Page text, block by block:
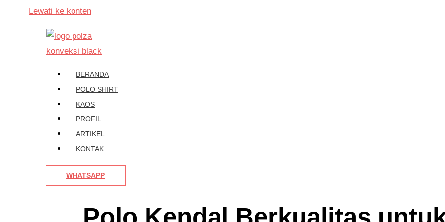
Lewati ke konten
BERANDA
POLO SHIRT
KAOS
PROFIL
ARTIKEL
KONTAK
WHATSAPP